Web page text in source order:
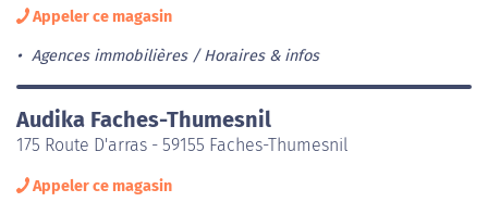
Appeler ce magasin
Agences immobilières Horaires & infos
Audika Faches-Thumesnil
175 Route D'arras - 59155 Faches-Thumesnil
Appeler ce magasin